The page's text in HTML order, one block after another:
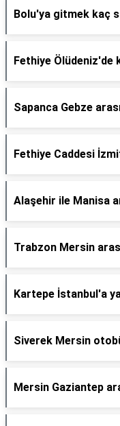
Bolu'ya gitmek kaç
Fethiye Ölüdeniz'de
Sapanca Gebze
Fethiye Caddesi
Alaşehir ile Manisa
Trabzon Mersin
Kartepe İstanbul'a
Siverek Mersin
Mersin Gaziantep